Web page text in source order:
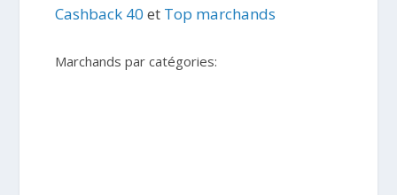
Cashback 40 et Top marchands
Marchands par catégories: